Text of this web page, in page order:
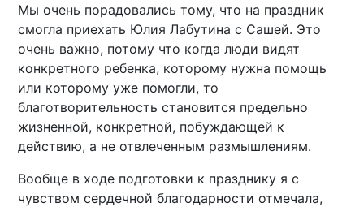
Мы очень порадовались тому, что на праздник
смогла приехать Юлия Лабутина с Сашей. Это
очень важно, потому что когда люди видят
конкретного ребенка, которому нужна помощь
или которому уже помогли, то
благотворительность становится предельно
жизненной, конкретной, побуждающей к
действию, а не отвлеченным размышлениям.
Вообще в ходе подготовки к празднику я с
чувством сердечной благодарности отмечала,